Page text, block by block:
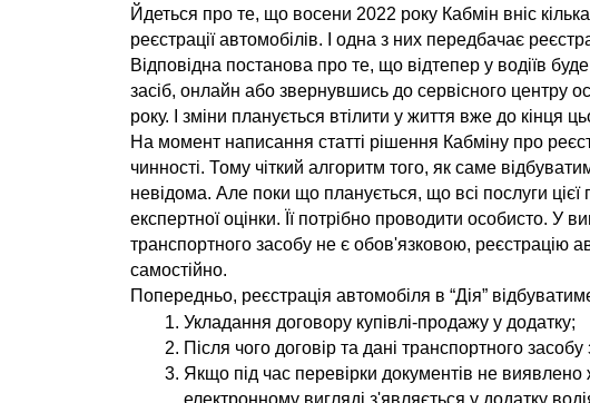
Йдеться про те, що восени 2022 року Кабмін вніс
реєстрації автомобілів. І одна з них передбачає
Відповідна постанова про те, що відтепер у водіїв
засіб, онлайн або звернувшись до сервісного центру
року. І зміни планується втілити у життя вже до кінця
На момент написання статті рішення Кабміну про
чинності. Тому чіткий алгоритм того, як саме
невідома. Але поки що планується, що всі послуги цієї
експертної оцінки. Її потрібно проводити особисто. У
транспортного засобу не є обов'язковою, реєстрацію
самостійно.
Попередньо, реєстрація автомобіля в “Дія”
Укладання договору купівлі-продажу у додатку;
Після чого договір та дані транспортного
Якщо під час перевірки документів не
електронному вигляді з'являється у додатку